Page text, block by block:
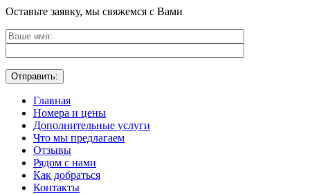
Оставьте заявку, мы свяжемся с Вами
Главная
Номера и цены
Дополнительные услуги
Что мы предлагаем
Отзывы
Рядом с нами
Как добраться
Контакты